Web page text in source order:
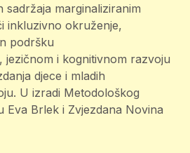
marginaliziranim
inkluzivno okruženje,
podršku
jezičnom i kognitivnom razvoju
djece i mladih
U izradi Metodološkog
Eva Brlek i Zvjezdana Novina